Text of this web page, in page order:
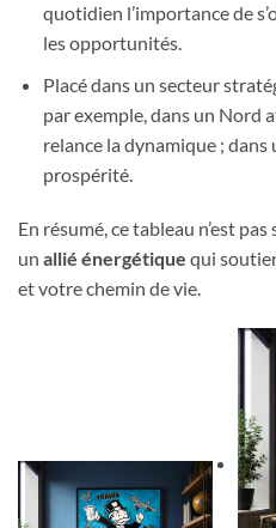
quotidien l’importance de
les opportunités.
Placé dans un secteur
par exemple, dans un Nord
relance la dynamique ;
prospérité.
En résumé, ce tableau n’est
un allié énergétique qui
et votre chemin de vie.